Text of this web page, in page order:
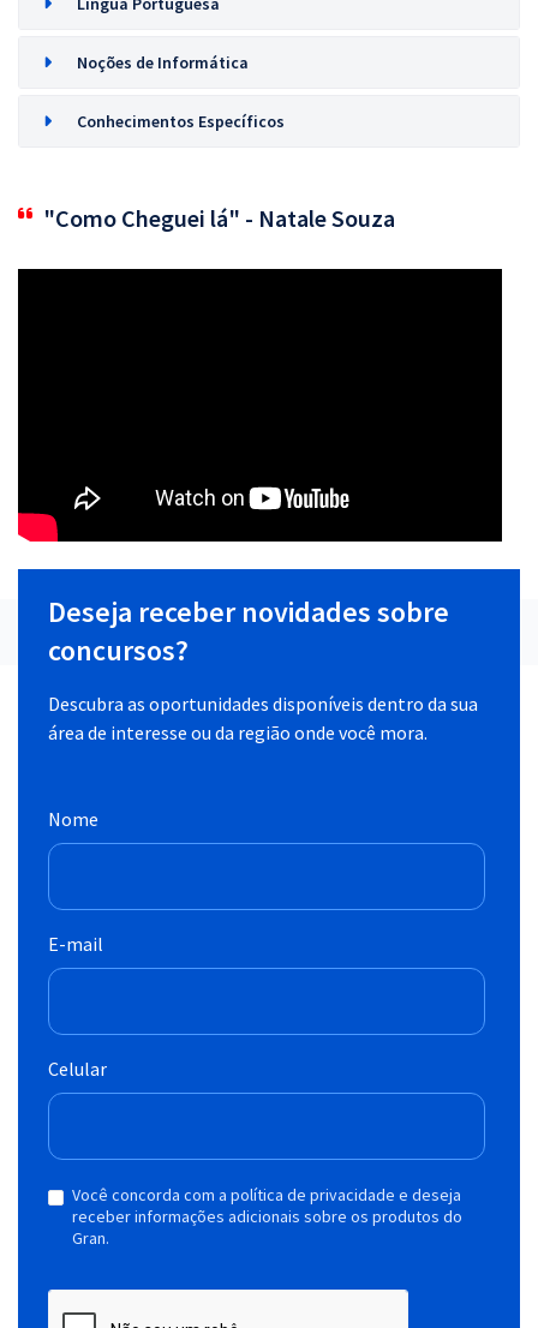
Noções de Informática
Conhecimentos Específicos
"Como Cheguei lá" - Natale Souza
Deseja receber novidades sobre
concursos?
Descubra as oportunidades disponíveis dentro da sua
área de interesse ou da região onde você mora.
Nome
E-mail
Celular
Você concorda com a política de privacidade e deseja
receber informações adicionais sobre os produtos do
Gran.